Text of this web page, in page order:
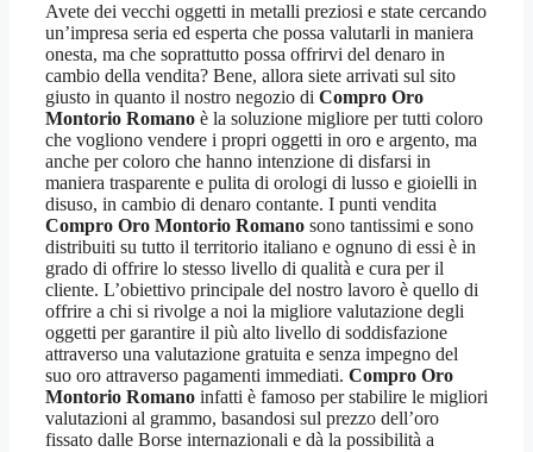
Avete dei vecchi oggetti in metalli preziosi e state cercando
un’impresa seria ed esperta che possa valutarli in maniera
onesta, ma che soprattutto possa offrirvi del denaro in
cambio della vendita? Bene, allora siete arrivati sul sito
giusto in quanto il nostro negozio di Compro Oro
Montorio Romano è la soluzione migliore per tutti coloro
che vogliono vendere i propri oggetti in oro e argento, ma
anche per coloro che hanno intenzione di disfarsi in
maniera trasparente e pulita di orologi di lusso e gioielli in
disuso, in cambio di denaro contante. I punti vendita
Compro Oro Montorio Romano sono tantissimi e sono
distribuiti su tutto il territorio italiano e ognuno di essi è in
grado di offrire lo stesso livello di qualità e cura per il
cliente. L’obiettivo principale del nostro lavoro è quello di
offrire a chi si rivolge a noi la migliore valutazione degli
oggetti per garantire il più alto livello di soddisfazione
attraverso una valutazione gratuita e senza impegno del
suo oro attraverso pagamenti immediati. Compro Oro
Montorio Romano infatti è famoso per stabilire le migliori
valutazioni al grammo, basandosi sul prezzo dell’oro
fissato dalle Borse internazionali e dà la possibilità a